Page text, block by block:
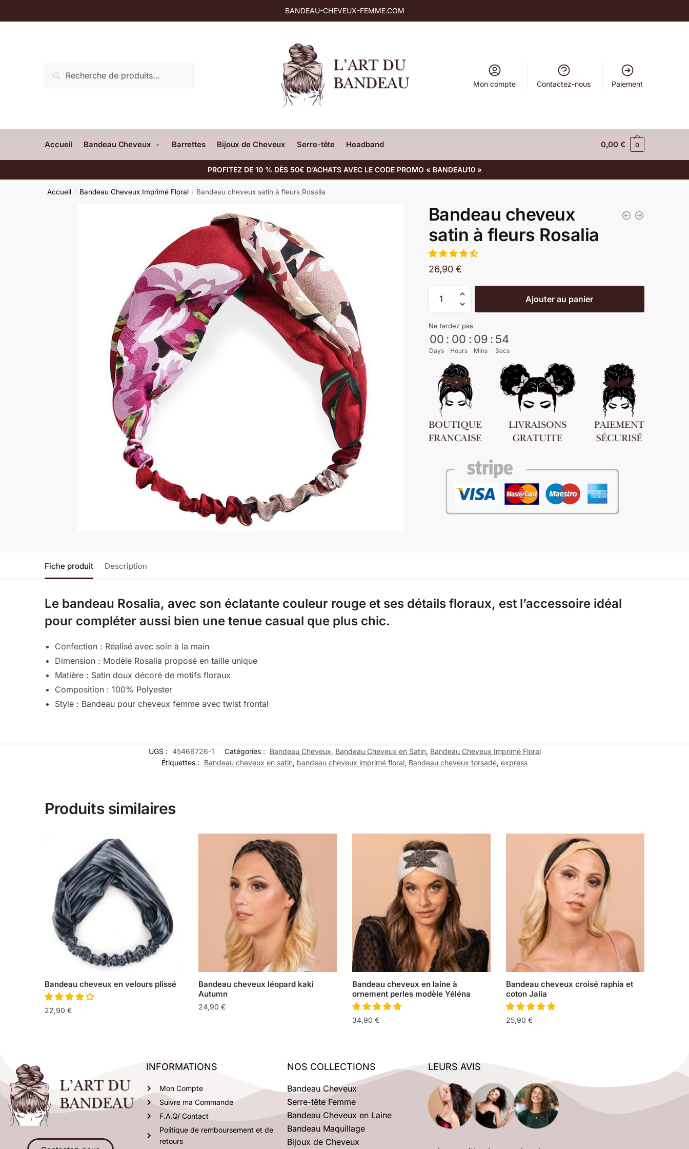
BANDEAU-CHEVEUX-FEMME.COM
Recherche
Mon compte Contactez-nous Paiement
Accueil Bandeau Cheveux Barrettes Bijoux de Cheveux Serre-tête Headband 0,00€ 0
PROFITEZ DE 10 % DÈS 50€ D’ACHATS AVEC LE CODE PROMO « BANDEAU10 »
Accueil / Bandeau Cheveux Imprimé Floral / Bandeau cheveux satin à fleurs Rosalia
Bandeau cheveux
satin à fleurs Rosalia
26,90 €
Ajouter au panier
Ne tardez pas
00
Days
: 00
Hours
: 09
Mins
: 53
Secs
Fiche produit Description
Le bandeau Rosalia, avec son éclatante couleur rouge et ses détails floraux, est l’accessoire idéal
pour compléter aussi bien une tenue casual que plus chic.
Confection : Réalisé avec soin à la main
Dimension : Modèle Rosalia proposé en taille unique
Matière : Satin doux décoré de motifs floraux
Composition : 100% Polyester
Style : Bandeau pour cheveux femme avec twist frontal
UGS : 45466726-1 Catégories : Bandeau Cheveux, Bandeau Cheveux en Satin, Bandeau Cheveux Imprimé Floral
Étiquettes :
Bandeau cheveux en satin, bandeau cheveux imprimé floral, Bandeau cheveux torsadé, express
Produits similaires
Bandeau cheveux en velours plissé
22,90€
Bandeau cheveux léopard kaki
Autumn
24,90 €
Bandeau cheveux en laine à
ornement perles modèle Yéléna
34,90 €
Bandeau cheveux croisé raphia et
coton Jalia
25,90 €
INFORMATIONS
Mon Compte
Suivre ma Commande
F.A.Q/ Contact
Politique de remboursement et de
retours
NOS COLLECTIONS
Bandeau Cheveux
Serre-tête Femme
Bandeau Cheveux en Laine
Bandeau Maquillage
Bijoux de Cheveux
LEURS AVIS